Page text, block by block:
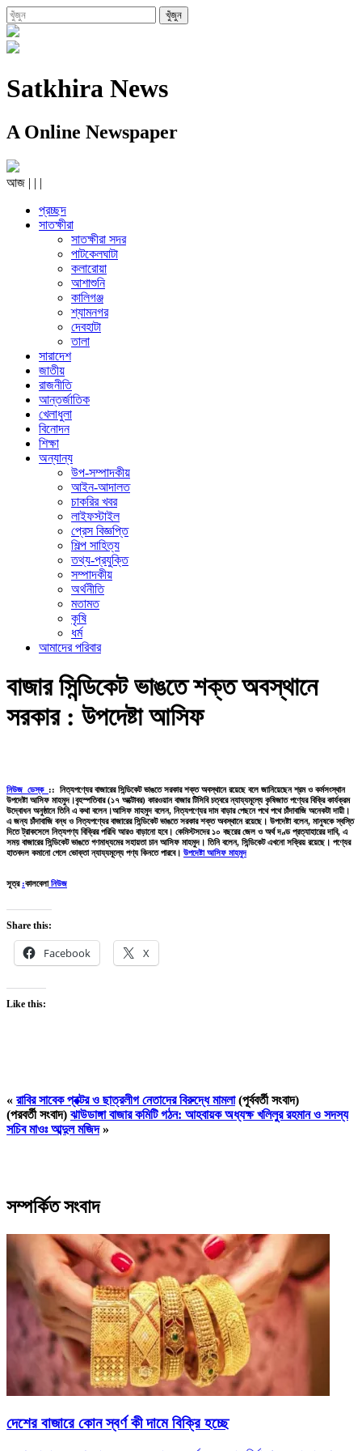
Satkhira News
A Online Newspaper
আজ | | |
প্রচ্ছদ
সাতক্ষীরা
সাতক্ষীরা সদর
পাটকেলঘাটা
কলারোয়া
আশাশুনি
কালিগঞ্জ
শ্যামনগর
দেবহাটা
তালা
সারাদেশ
জাতীয়
রাজনীতি
আন্তর্জাতিক
খেলাধুলা
বিনোদন
শিক্ষা
অন্যান্য
উপ-সম্পাদকীয়
আইন-আদালত
চাকরির খবর
লাইফস্টাইল
প্রেস বিজ্ঞপ্তি
শিল্প সাহিত্য
তথ্য-প্রযুক্তি
সম্পাদকীয়
অর্থনীতি
মতামত
কৃষি
ধর্ম
আমাদের পরিবার
বাজার সিন্ডিকেট ভাঙতে শক্ত অবস্থানে
সরকার : উপদেষ্টা আসিফ
নিউজ ডেস্ক :: নিত্যপণ্যের বাজারের সিন্ডিকেট ভাঙতে সরকার শক্ত অবস্থানে রয়েছে বলে জানিয়েছেন শ্রম ও কর্মসংস্থান
উপদেষ্টা আসিফ মাহমুদ।বৃহস্পতিবার (১৭ অক্টোবর) কারওয়ান বাজার টিসিবি চত্বরে ন্যায্যমূল্যে কৃষিজাত পণ্যের বিক্রি কার্যক্রম
উদ্বোধন অনুষ্ঠানে তিনি এ কথা বলেন।আসিফ মাহমুদ বলেন, নিত্যপণ্যের দাম বাড়ার পেছনে পথে পথে চাঁদাবাজি অনেকটা দায়ী।
এ জন্য চাঁদাবাজি বন্ধ ও নিত্যপণ্যের বাজারের সিন্ডিকেট ভাঙতে সরকার শক্ত অবস্থানে রয়েছে। উপদেষ্টা বলেন, মানুষকে স্বস্তি
দিতে ট্রাকসেলে নিত্যপণ্য বিক্রির পরিধি আরও বাড়ানো হবে। কেমিস্টসদের ১০ বছরের জেল ও অর্থ দণ্ড প্রত্যাহারের দাবি, এ
সময় বাজারের সিন্ডিকেট ভাঙতে গণমাধ্যমের সহায়তা চান আসিফ মাহমুদ। তিনি বলেন, সিন্ডিকেট এখনো সক্রিয় রয়েছে। পণ্যের
হাতবদল কমানো গেলে ভোক্তা ন্যায্যমূল্যে পণ্য কিনতে পারবে। উপদেষ্টা আসিফ মাহমুদ
সূত্র :কালবেলানিউজ
Share this:
Facebook X
Like this:
« রাবির সাবেক প্রক্টর ও ছাত্রলীগ নেতাদের বিরুদ্ধে মামলা(পূর্ববর্তী সংবাদ)
(পরবর্তী সংবাদ) ঝাউডাঙ্গা বাজার কমিটি গঠন: আহবায়ক অধ্যক্ষ খলিলুর রহমান ও সদস্য
সচিব মাওঃ আব্দুল মজিদ»
সম্পর্কিত সংবাদ
দেশের বাজারে কোন স্বর্ণ কী দামে বিক্রি হচ্ছে